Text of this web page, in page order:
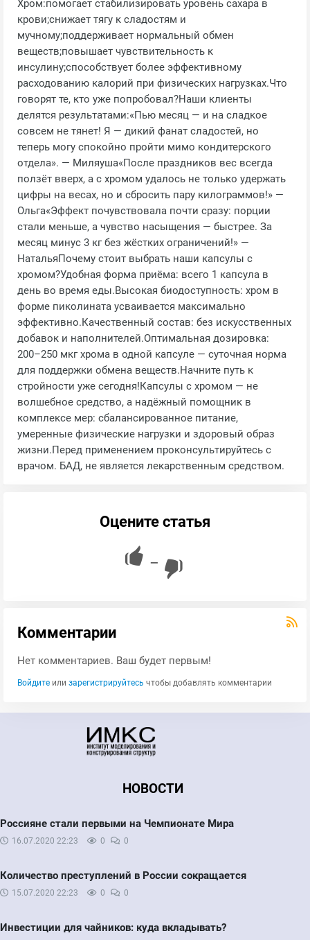
Хром:помогает стабилизировать уровень сахара в
крови;снижает тягу к сладостям и
мучному;поддерживает нормальный обмен
веществ;повышает чувствительность к
инсулину;способствует более эффективному
расходованию калорий при физических нагрузках.Что
говорят те, кто уже попробовал?Наши клиенты
делятся результатами:«Пью месяц — и на сладкое
совсем не тянет! Я — дикий фанат сладостей, но
теперь могу спокойно пройти мимо кондитерского
отдела». — Миляуша«После праздников вес всегда
ползёт вверх, а с хромом удалось не только удержать
цифры на весах, но и сбросить пару килограммов!» —
Ольга«Эффект почувствовала почти сразу: порции
стали меньше, а чувство насыщения — быстрее. За
месяц минус 3 кг без жёстких ограничений!» —
НатальяПочему стоит выбрать наши капсулы с
хромом?Удобная форма приёма: всего 1 капсула в
день во время еды.Высокая биодоступность: хром в
форме пиколината усваивается максимально
эффективно.Качественный состав: без искусственных
добавок и наполнителей.Оптимальная дозировка:
200–250 мкг хрома в одной капсуле — суточная норма
для поддержки обмена веществ.Начните путь к
стройности уже сегодня!Капсулы с хромом — не
волшебное средство, а надёжный помощник в
комплексе мер: сбалансированное питание,
умеренные физические нагрузки и здоровый образ
жизни.Перед применением проконсультируйтесь с
врачом. БАД, не является лекарственным средством.
Оцените статья
—
Комментарии
Нет комментариев. Ваш будет первым!
Войдите или зарегистрируйтесь чтобы добавлять комментарии
НОВОСТИ
Россияне стали первыми на Чемпионате Мира
16.07.2020 22:23 0 0
Количество преступлений в России сокращается
15.07.2020 22:23 0 0
Инвестиции для чайников: куда вкладывать?